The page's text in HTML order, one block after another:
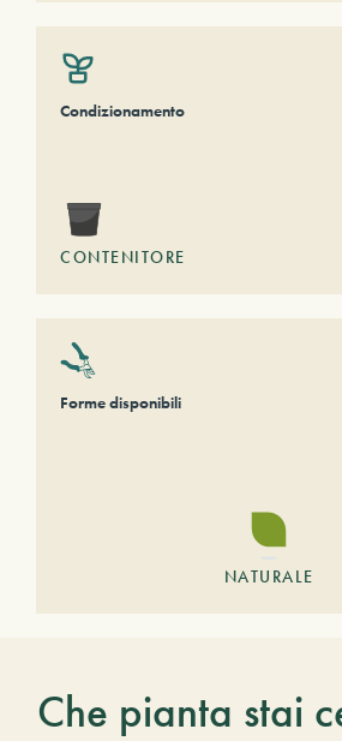
Condizionamento
CONTENITORE
Forme disponibili
NATURALE
Che pianta stai